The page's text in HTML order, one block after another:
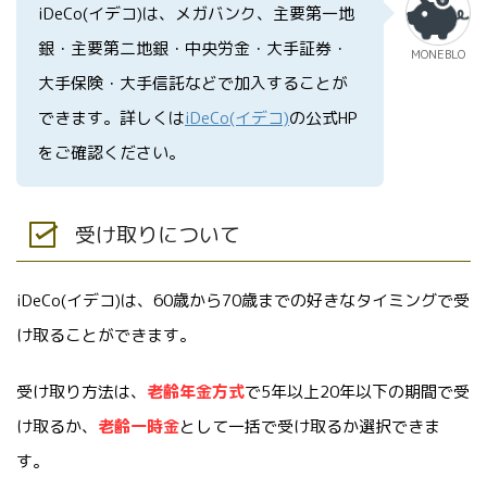
iDeCo(イデコ)は、メガバンク、主要第一地
銀・主要第二地銀・中央労金・大手証券・
大手保険・大手信託などで加入することが
できます。詳しくはiDeCo(イデコ)の公式HP
をご確認ください。
MONEBLO
受け取りについて
iDeCo(イデコ)は、60歳から70歳までの好きなタイミングで受
け取ることができます。
受け取り方法は、 老齢年金方式で5年以上20年以下の期間で受
け取るか、 老齢一時金として一括で受け取るか選択できま
す。